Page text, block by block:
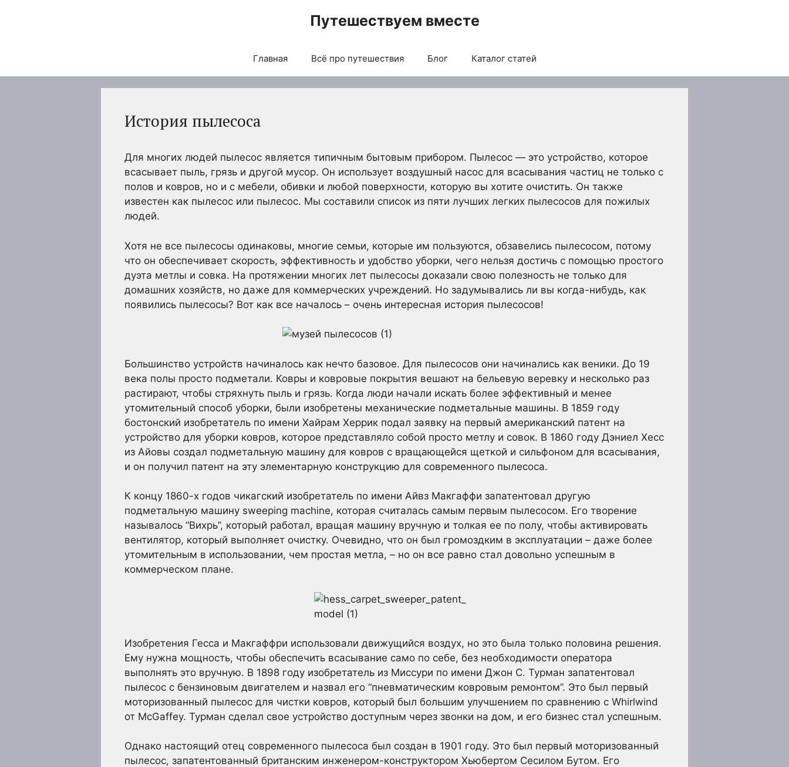
Путешествуем вместе
Главная Всё про путешествия Блог Каталог статей
История пылесоса
Для многих людей пылесос является типичным бытовым прибором. Пылесос — это устройство, которое
всасывает пыль, грязь и другой мусор. Он использует воздушный насос для всасывания частиц не только с
полов и ковров, но и с мебели, обивки и любой поверхности, которую вы хотите очистить. Он также
известен как пылесос или пылесос. Мы составили список из пяти лучших легких пылесосов для пожилых
людей.
Хотя не все пылесосы одинаковы, многие семьи, которые им пользуются, обзавелись пылесосом, потому
что он обеспечивает скорость, эффективность и удобство уборки, чего нельзя достичь с помощью простого
дуэта метлы и совка. На протяжении многих лет пылесосы доказали свою полезность не только для
домашних хозяйств, но даже для коммерческих учреждений. Но задумывались ли вы когда-нибудь, как
появились пылесосы? Вот как все началось – очень интересная история пылесосов!
Большинство устройств начиналось как нечто базовое. Для пылесосов они начинались как веники. До 19
века полы просто подметали. Ковры и ковровые покрытия вешают на бельевую веревку и несколько раз
растирают, чтобы стряхнуть пыль и грязь. Когда люди начали искать более эффективный и менее
утомительный способ уборки, были изобретены механические подметальные машины. В 1859 году
бостонский изобретатель по имени Хайрам Херрик подал заявку на первый американский патент на
устройство для уборки ковров, которое представляло собой просто метлу и совок. В 1860 году Дэниел Хесс
из Айовы создал подметальную машину для ковров с вращающейся щеткой и сильфоном для всасывания,
и он получил патент на эту элементарную конструкцию для современного пылесоса.
К концу 1860-х годов чикагский изобретатель по имени Айвз Макгаффи запатентовал другую
подметальную машину sweeping machine, которая считалась самым первым пылесосом. Его творение
называлось “Вихрь”, который работал, вращая машину вручную и толкая ее по полу, чтобы активировать
вентилятор, который выполняет очистку. Очевидно, что он был громоздким в эксплуатации – даже более
утомительным в использовании, чем простая метла, – но он все равно стал довольно успешным в
коммерческом плане.
Изобретения Гесса и Макгаффри использовали движущийся воздух, но это была только половина решения.
Ему нужна мощность, чтобы обеспечить всасывание само по себе, без необходимости оператора
выполнять это вручную. В 1898 году изобретатель из Миссури по имени Джон С. Турман запатентовал
пылесос с бензиновым двигателем и назвал его “пневматическим ковровым ремонтом”. Это был первый
моторизованный пылесос для чистки ковров, который был большим улучшением по сравнению с Whirlwind
от McGaffey. Турман сделал свое устройство доступным через звонки на дом, и его бизнес стал успешным.
Однако настоящий отец современного пылесоса был создан в 1901 году. Это был первый моторизованный
пылесос, запатентованный британским инженером-конструктором Хьюбертом Сесилом Бутом. Его